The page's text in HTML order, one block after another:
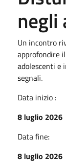
negli
Un incontro
approfondire
adolescenti e
segnali.
Data inizio :
8 luglio 2026
Data fine:
8 luglio 2026